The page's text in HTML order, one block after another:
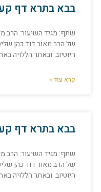
בבא בתרא דף
שתף: מגיד השיעור: הרב
של הרב מאור דוד כהן
היוטיוב ובאתר הללויה
קרא עוד »
בבא בתרא דף
שתף: מגיד השיעור: הרב
של הרב מאור דוד כהן
היוטיוב ובאתר הללויה